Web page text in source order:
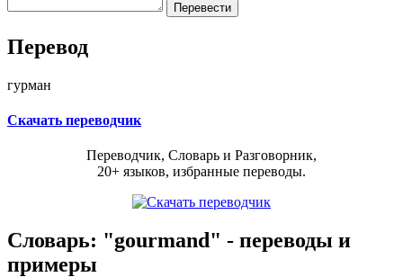
Перевод
гурман
Скачать переводчик
Переводчик, Словарь и Разговорник,
20+ языков, избранные переводы.
Словарь: "gourmand" - переводы и
примеры